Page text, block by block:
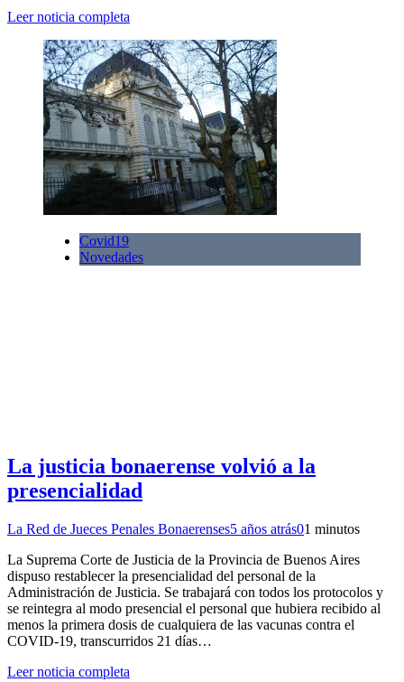
Leer noticia completa
Covid19
Novedades
La justicia bonaerense volvió a la
presencialidad
La Red de Jueces Penales Bonaerenses5 años atrás01 minutos
La Suprema Corte de Justicia de la Provincia de Buenos Aires
dispuso restablecer la presencialidad del personal de la
Administración de Justicia. Se trabajará con todos los protocolos y
se reintegra al modo presencial el personal que hubiera recibido al
menos la primera dosis de cualquiera de las vacunas contra el
COVID-19, transcurridos 21 días…
Leer noticia completa